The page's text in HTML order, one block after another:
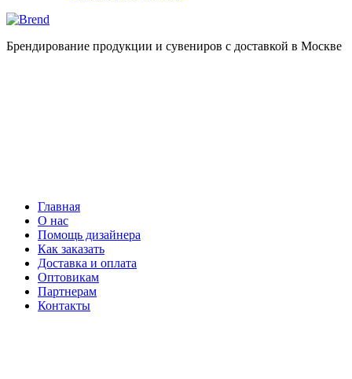
Брендирование продукции и сувениров с доставкой в Москве
Главная
О нас
Помощь дизайнера
Как заказать
Доставка и оплата
Оптовикам
Партнерам
Контакты